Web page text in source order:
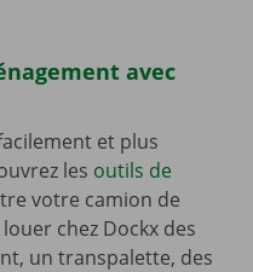
avec
et plus
les outils de
votre camion de
chez Dockx des
un transpalette, des